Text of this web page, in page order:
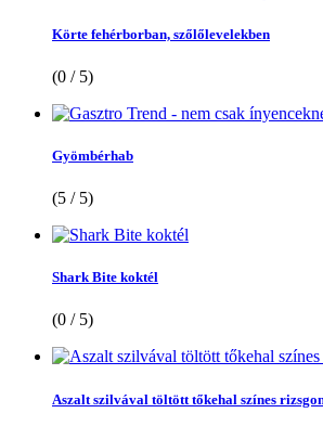
Körte fehérborban, szőlőlevelekben
(0 / 5)
Gyömbérhab
(5 / 5)
Shark Bite koktél
(0 / 5)
Aszalt szilvával töltött tőkehal színes